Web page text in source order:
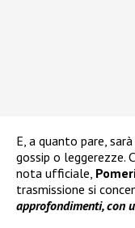
E, a quanto pare,
gossip o leggerezze.
nota ufficiale,
trasmissione si
approfondimenti, con